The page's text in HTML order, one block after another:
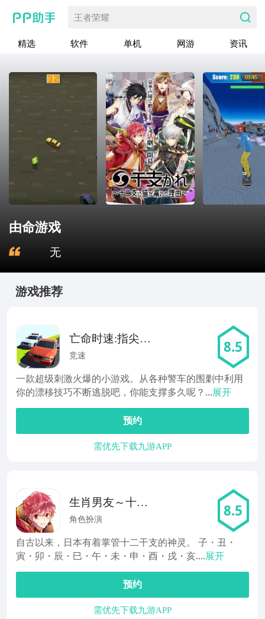
王者荣耀
精选 软件 单机 网游 资讯
由命游戏
无
游戏推荐
亡命时速:指尖车
手
竞速 8.5
一款超级刺激火爆的小游戏。从各种警车的围剿中利用
你的漂移技巧不断逃脱吧，你能支撑多久呢？...展开
预约
需优先下载九游APP
生肖男友～十二
生肖没有猫的理
角色扮演 8.5
自古以来，日本有着掌管十二干支的神灵。 子・丑・
寅・卯・辰・巳・午・未・申・酉・戌・亥....展开
预约
需优先下载九游APP